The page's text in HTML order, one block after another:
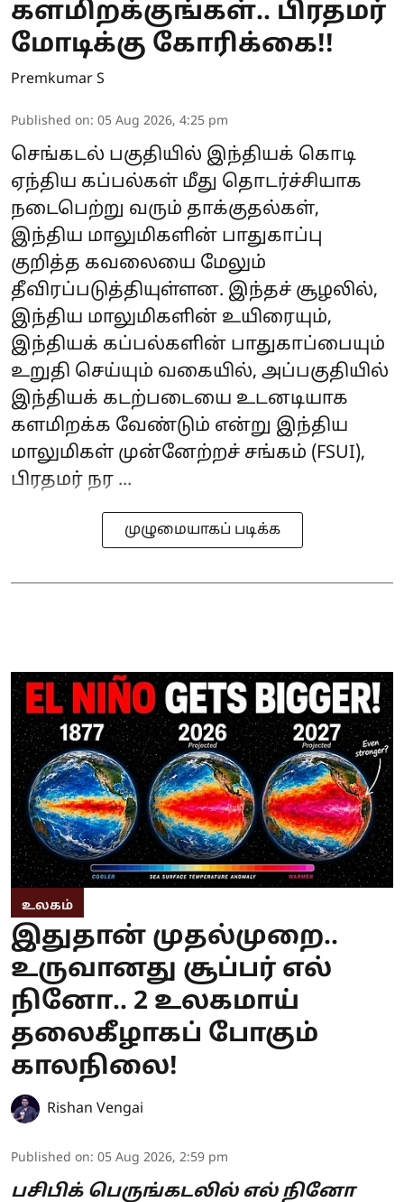
களமிறக்குங்கள்.. பிரதமர்
மோடிக்கு கோரிக்கை!!
Premkumar S
Published on: 05 Aug 2026, 4:25 pm
செங்கடல் பகுதியில் இந்தியக் கொடி
ஏந்திய கப்பல்கள் மீது தொடர்ச்சியாக
நடைபெற்று வரும் தாக்குதல்கள்,
இந்திய மாலுமிகளின் பாதுகாப்பு
குறித்த கவலையை மேலும்
தீவிரப்படுத்தியுள்ளன. இந்தச் சூழலில்,
இந்திய மாலுமிகளின் உயிரையும்,
இந்தியக் கப்பல்களின் பாதுகாப்பையும்
உறுதி செய்யும் வகையில், அப்பகுதியில்
இந்தியக் கடற்படையை உடனடியாக
களமிறக்க வேண்டும் என்று இந்திய
மாலுமிகள் முன்னேற்றச் சங்கம் (FSUI),
பிரதமர் நர ...
முழுமையாகப் படிக்க
உலகம்
இதுதான் முதல்முறை..
உருவானது சூப்பர் எல்
நினோ.. 2 உலகமாய்
தலைகீழாகப் போகும்
காலநிலை!
Rishan Vengai
Published on: 05 Aug 2026, 2:59 pm
பசிபிக் பெருங்கடலில் எல் நினோ